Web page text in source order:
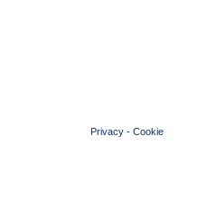
Privacy - Cookie